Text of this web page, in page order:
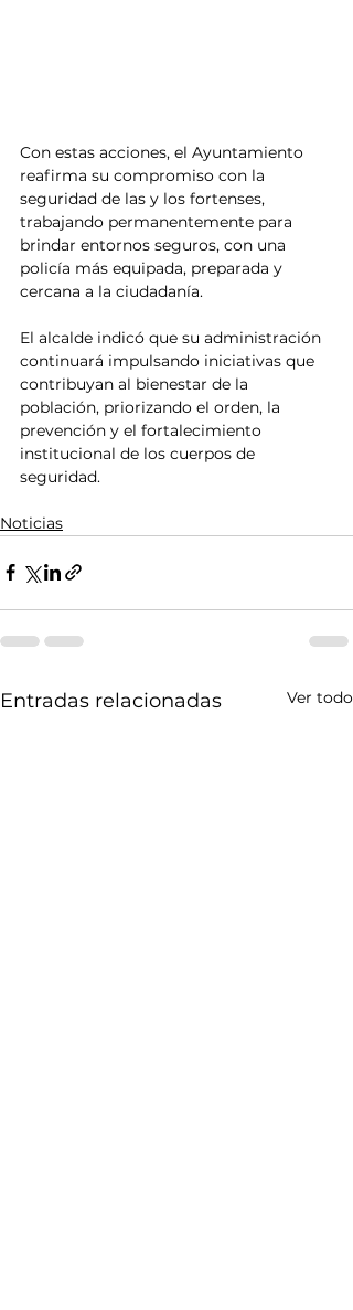
Con estas acciones, el Ayuntamiento
reafirma su compromiso con la
seguridad de las y los fortenses,
trabajando permanentemente para
brindar entornos seguros, con una
policía más equipada, preparada y
cercana a la ciudadanía.
El alcalde indicó que su administración
continuará impulsando iniciativas que
contribuyan al bienestar de la
población, priorizando el orden, la
prevención y el fortalecimiento
institucional de los cuerpos de
seguridad.
Noticias
Entradas relacionadas Ver todo